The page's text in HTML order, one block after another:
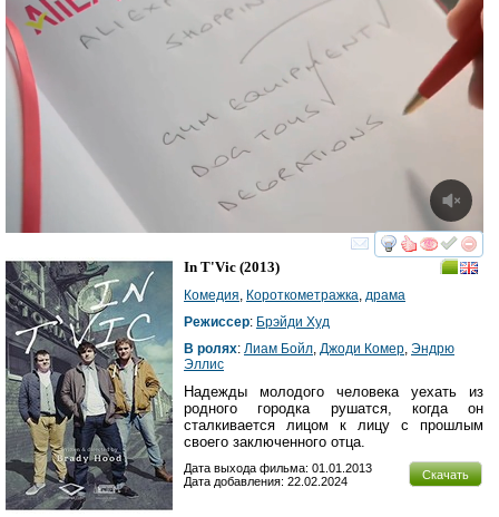
смотреть
In T'Vic (2013)
Комедия Короткометражка драма
Режиссер: Брэйди Худ
В ролях: Лиам Бойл Джоди Комер Эндрю
Эллис
Надежды молодого человека уехать из
родного городка рушатся, когда он
сталкивается лицом к лицу с прошлым
своего заключенного отца.
Скачать
Дата выхода фильма: 01.01.2013
Дата добавления: 22.02.2024